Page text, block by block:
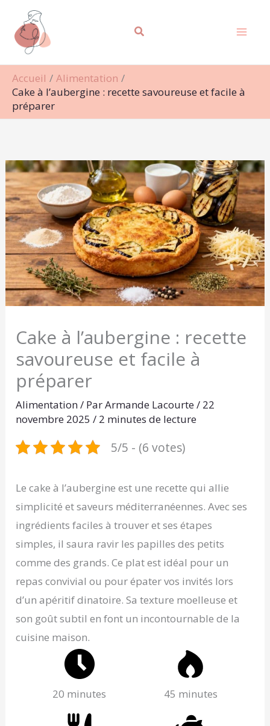
contenu
Accueil
Alimentation
Cake à l’aubergine : recette savoureuse et facile à
préparer
Cake à l’aubergine : recette
savoureuse et facile à
préparer
Alimentation/ ParArmande Lacourte/ 22
novembre 2025/ 2 minutes de lecture
5/5 - (6 votes)
Le cake à l’aubergine est une recette qui allie
simplicité et saveurs méditerranéennes. Avec ses
ingrédients faciles à trouver et ses étapes
simples, il saura ravir les papilles des petits
comme des grands. Ce plat est idéal pour un
repas convivial ou pour épater vos invités lors
d’un apéritif dinatoire. Sa texture moelleuse et
son goût subtil en font un incontournable de la
cuisine maison.
20 minutes 45 minutes
Rechercher